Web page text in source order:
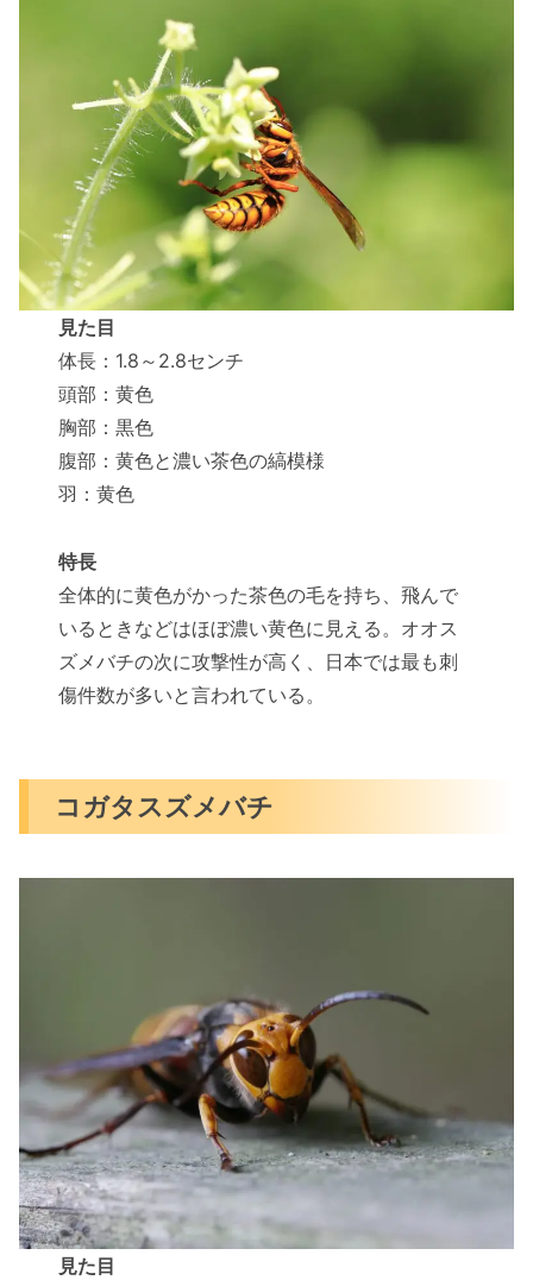
見た目
体長：1.8～2.8センチ
頭部：黄色
胸部：黒色
腹部：黄色と濃い茶色の縞模様
羽：黄色
特長
全体的に黄色がかった茶色の毛を持ち、飛んで
いるときなどはほぼ濃い黄色に見える。オオス
ズメバチの次に攻撃性が高く、日本では最も刺
傷件数が多いと言われている。
コガタスズメバチ
見た目